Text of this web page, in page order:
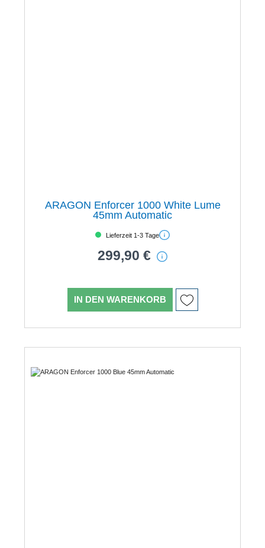
ARAGON Enforcer 1000 White Lume
45mm Automatic
Lieferzeit 1-3 Tage
299,90 €
IN DEN WARENKORB